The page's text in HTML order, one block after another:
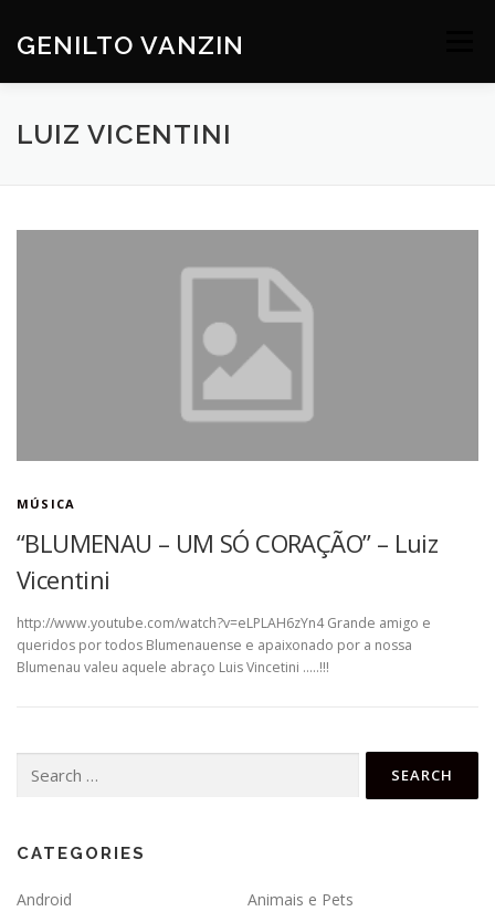
content
GENILTO VANZIN
SOBRE DEV HOBBIES
LUIZ VICENTINI
MÚSICA
“BLUMENAU – UM SÓ CORAÇÃO” – Luiz
Vicentini
http://www.youtube.com/watch?v=eLPLAH6zYn4 Grande amigo e
queridos por todos Blumenauense e apaixonado por a nossa
Blumenau valeu aquele abraço Luis Vincetini …..!!!
for:
CATEGORIES
Android
Animais e Pets